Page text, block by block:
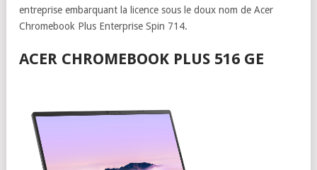
entreprise embarquant la licence sous le doux nom de Acer
Chromebook Plus Enterprise Spin 714.
ACER CHROMEBOOK PLUS 516 GE